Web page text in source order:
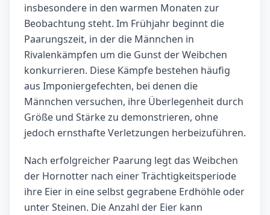
insbesondere in den warmen Monaten zur
Beobachtung steht. Im Frühjahr beginnt die
Paarungszeit, in der die Männchen in
Rivalenkämpfen um die Gunst der Weibchen
konkurrieren. Diese Kämpfe bestehen häufig
aus Imponiergefechten, bei denen die
Männchen versuchen, ihre Überlegenheit durch
Größe und Stärke zu demonstrieren, ohne
jedoch ernsthafte Verletzungen herbeizuführen.
Nach erfolgreicher Paarung legt das Weibchen
der Hornotter nach einer Trächtigkeitsperiode
ihre Eier in eine selbst gegrabene Erdhöhle oder
unter Steinen. Die Anzahl der Eier kann